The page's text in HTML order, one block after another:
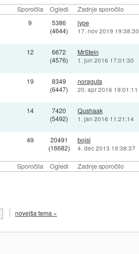
Sporočila Ogledi Zadnje sporočilo
Sporočila Ogledi Zadnje sporočilo
9
5386
(4644)
jype
17. nov 2019 19:38:30
12
6672
(4576)
MrStein
1. jun 2016 17:01:30
19
8349
(6447)
noraguta
20. apr 2016 19:01:11
14
7420
(5492)
Qushaak
1. jan 2016 11:21:14
49
20491
(16682)
bojsi
4. dec 2013 19:38:37
novejša tema »